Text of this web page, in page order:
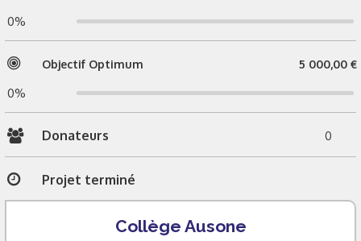
0%
Objectif Optimum 5 000,00 €
0%
Donateurs 0
Projet terminé
Collège Ausone